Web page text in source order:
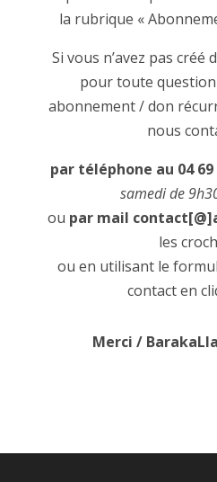
la rubrique «
Si vous n’avez pas créé
pour toute
abonnement / don
nous
par téléphone au 04 69
samedi de
ou par mail
les
ou en utilisant le
contact en
Merci /